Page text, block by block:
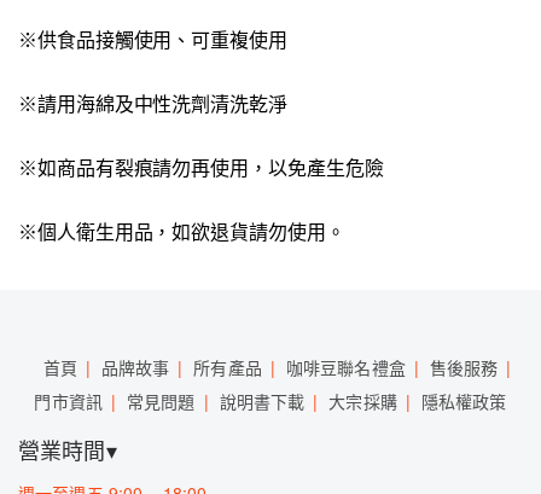
※供食品接觸使用、可重複使用
※請用海綿及中性洗劑清洗乾淨
※如商品有裂痕請勿再使用，以免產生危險
※個人衛生用品，如欲退貨請勿使用。
首頁 品牌故事 所有產品 咖啡豆聯名禮盒
售後服務
門市資訊
常見問題 說明書下載 大宗採購 隱私權政策
營業時間▾